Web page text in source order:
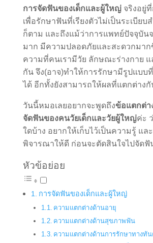
การจัดฟันของเด็กและผู้ใหญ่ จริงอยู่
เพื่อรักษาฟันที่เรียงตัวไม่เป็นระเบียบ
ก็ตาม และถึงแม้ว่าการแพทย์ปัจจุบัน
มาก มีความปลอดภัยและสะดวกมาก
ความที่คนเรามีวัย ลักษณะร่างกาย
กัน จึง(อาจ)ทำให้การรักษามีรูปแบบ
ได้ อีกทั้งยังสามารถให้ผลที่แตกต่างกั
วันนี้หมอเลยอยากจะพูดถึงข้อแตกต่า
จัดฟันของคนวัยเด็กและวัยผู้ใหญ่ค่ะ
ใดบ้าง อยากให้เก็บไว้เป็นความรู้ แล
พิจารณาให้ดี ก่อนจะตัดสินใจไปจัดฟั
หัวข้อย่อย
การจัดฟันของเด็กและผู้ใหญ่
ความแตกต่างด้านอายุ
ความแตกต่างด้านสุขภาพฟัน
ความแตกต่างด้านการรักษาทางทั